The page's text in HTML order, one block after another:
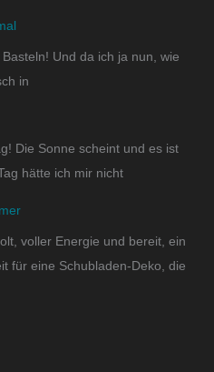
Und da ich ja nun, wie
in
Die Sonne scheint und es ist
hätte ich mir nicht
voller Energie und bereit, ein
für eine Schubladen-Deko, die